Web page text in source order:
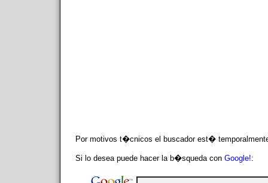
Por motivos t�cnicos el buscador est�
Si lo desea puede hacer la b�squeda con Google!: